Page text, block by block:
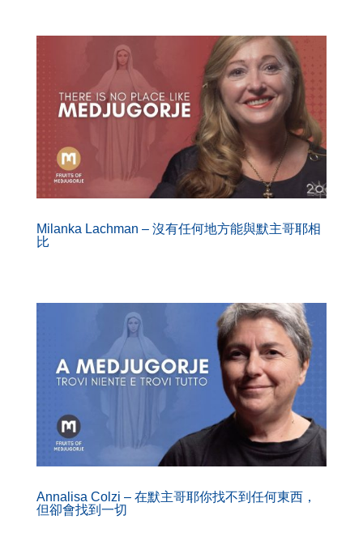
Milanka Lachman – 沒有任何地方能與默主哥耶相
比
Annalisa Colzi – 在默主哥耶你找不到任何東西，
但卻會找到一切